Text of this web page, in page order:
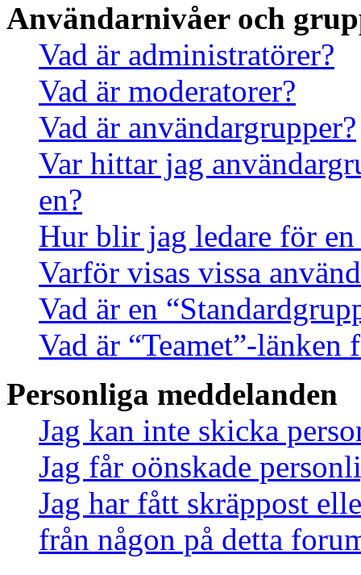
Användarnivåer och
Vad är administratörer?
Vad är moderatorer?
Vad är användargrupper?
Var hittar jag
en?
Hur blir jag ledare för en
Varför visas vissa
Vad är en
Vad är “Teamet”-länken
Personliga meddelanden
Jag kan inte skicka
Jag får oönskade
Jag har fått skräppost
från någon på detta